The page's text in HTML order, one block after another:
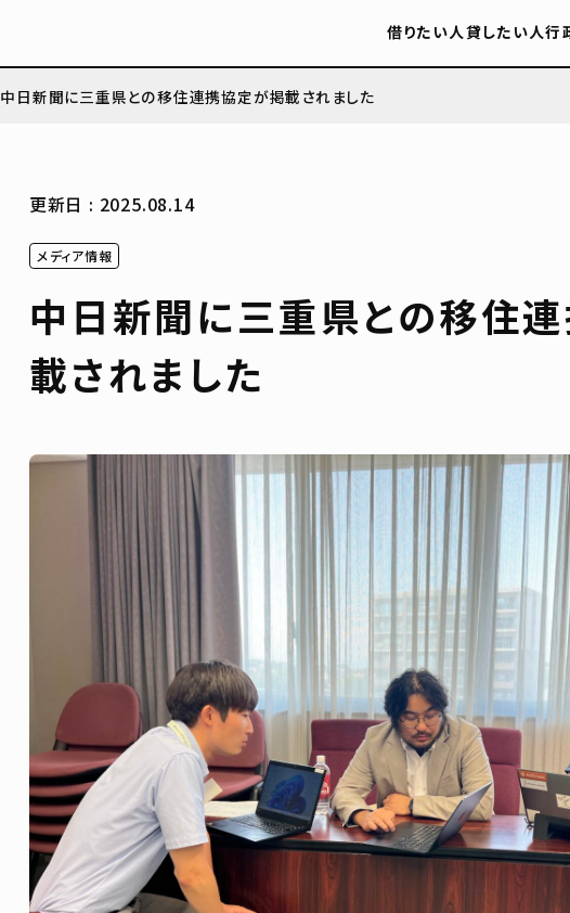
借りたい人貸したい人行
中日新聞に三重県との移住連携協定が掲載されました
更新日 : 2025.08.14
メディア情報
中日新聞に三重県との移住
載されました